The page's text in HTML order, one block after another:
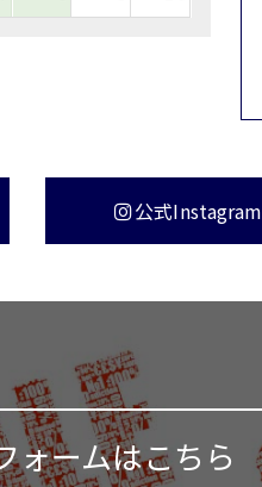
公式Instagram
ォームはこちら